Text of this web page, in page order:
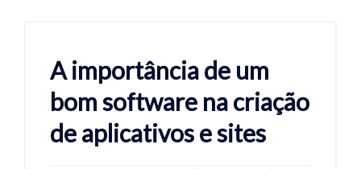
A importância de um
bom software na criação
de aplicativos e sites